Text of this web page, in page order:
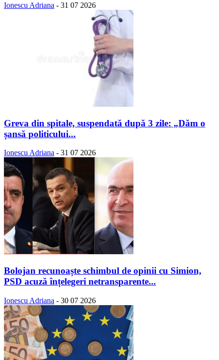
Ionescu Adriana - 31 07 2026
Greva din spitale, suspendată după 3 zile: „Dăm o
șansă politicului...
Ionescu Adriana - 31 07 2026
Bolojan recunoaște schimbul de opinii cu Simion,
PSD acuză înțelegeri netransparente...
Ionescu Adriana - 30 07 2026